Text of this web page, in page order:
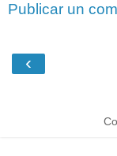
Publicar un
‹